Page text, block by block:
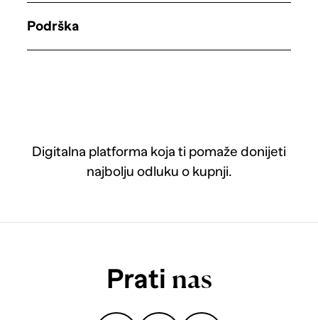
Digitalna platforma koja ti pomaže donijeti
najbolju odluku o kupnji.
Podrška
Prati nas